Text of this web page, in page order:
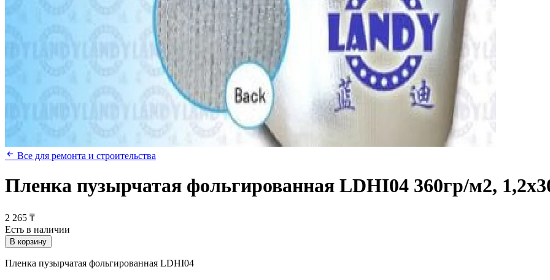
Все для ремонта и строительства
Пленка пузырчатая фольгированная LDHI04 360гр/м2,
2 265 ₸
Есть в наличии
В корзину
Пленка пузырчатая фольгированная LDHI04